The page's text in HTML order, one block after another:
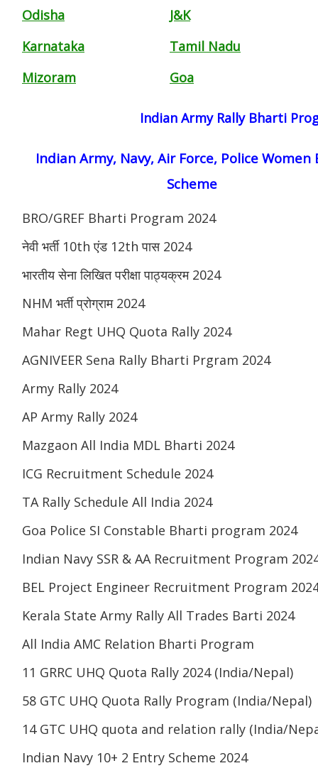
Odisha
J&K
Karnataka
Tamil Nadu
Mizoram
Goa
Indian Army Rally Bharti
Indian Army, Navy, Air Force, Police Women
Scheme
BRO/GREF Bharti Program 2024
नेवी भर्ती 10th एंड 12th पास 2024
भारतीय सेना लिखित परीक्षा पाठ्यक्रम 2024
NHM भर्ती प्रोग्राम 2024
Mahar Regt UHQ Quota Rally 2024
AGNIVEER Sena Rally Bharti Prgram 2024
Army Rally 2024
AP Army Rally 2024
Mazgaon All India MDL Bharti 2024
ICG Recruitment Schedule 2024
TA Rally Schedule All India 2024
Goa Police SI Constable Bharti program 2024
Indian Navy SSR & AA Recruitment Program
BEL Project Engineer Recruitment Program
Kerala State Army Rally All Trades Barti 2024
All India AMC Relation Bharti Program
11 GRRC UHQ Quota Rally 2024 (India/Nepal)
58 GTC UHQ Quota Rally Program (India/Nepal)
14 GTC UHQ quota and relation rally (India/
Indian Navy 10+ 2 Entry Scheme 2024